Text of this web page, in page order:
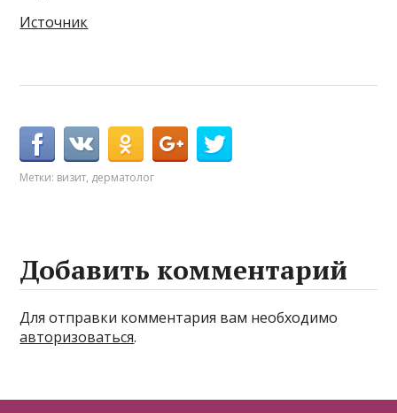
Источник
Метки: визит, дерматолог
Добавить комментарий
Для отправки комментария вам необходимо
авторизоваться.